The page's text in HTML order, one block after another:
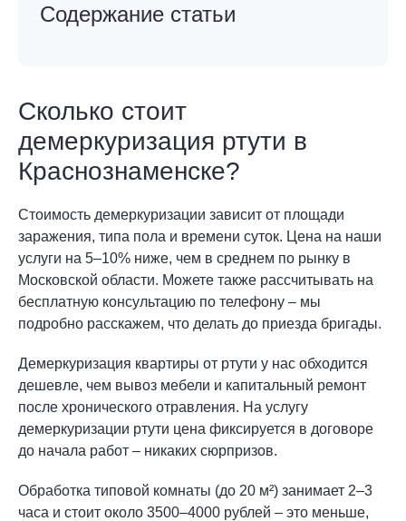
Содержание статьи
Сколько стоит
демеркуризация ртути в
Краснознаменске?
Стоимость демеркуризации зависит от площади
заражения, типа пола и времени суток. Цена на наши
услуги на 5–10% ниже, чем в среднем по рынку в
Московской области. Можете также рассчитывать на
бесплатную консультацию по телефону – мы
подробно расскажем, что делать до приезда бригады.
Демеркуризация квартиры от ртути у нас обходится
дешевле, чем вывоз мебели и капитальный ремонт
после хронического отравления. На услугу
демеркуризации ртути цена фиксируется в договоре
до начала работ – никаких сюрпризов.
Обработка типовой комнаты (до 20 м²) занимает 2–3
часа и стоит около 3500–4000 рублей – это меньше,